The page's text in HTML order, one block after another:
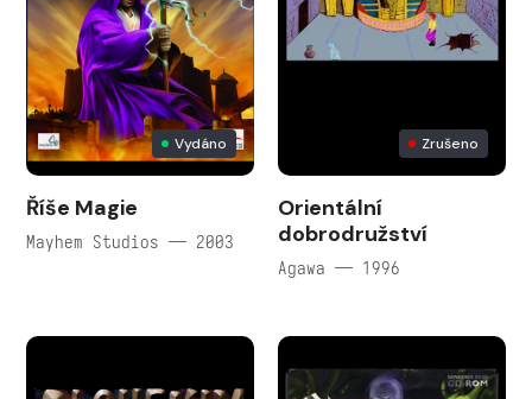
Vydáno
Říše Magie
Mayhem Studios — 2003
Zrušeno
Orientální
dobrodružství
Agawa — 1996